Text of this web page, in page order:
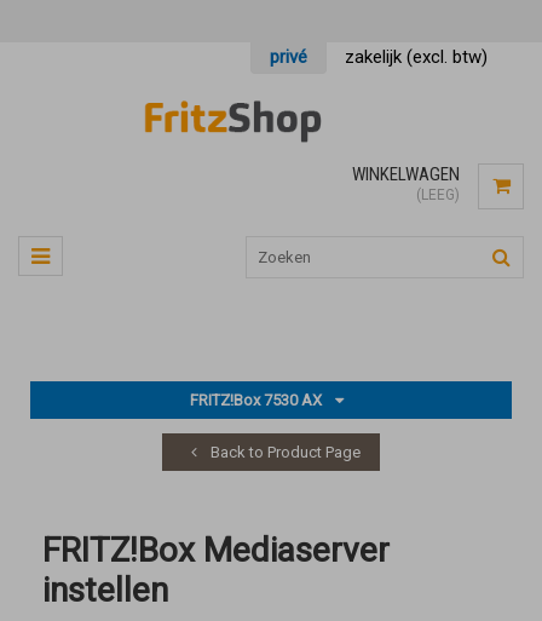
privé zakelijk (excl. btw)
WINKELWAGEN
(LEEG)
FRITZ!Box 7530 AX
Back to Product Page
FRITZ!Box Mediaserver
instellen